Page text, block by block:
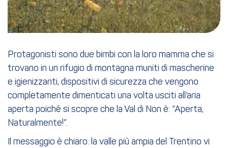
Protagonisti sono due bimbi con la loro mamma che si
trovano in un rifugio di montagna muniti di mascherine
e igienizzanti, dispositivi di sicurezza che vengono
completamente dimenticati una volta usciti all’aria
aperta poiché si scopre che la Val di Non è: “Aperta,
Naturalmente!”.
Il messaggio è chiaro: la valle più ampia del Trentino vi